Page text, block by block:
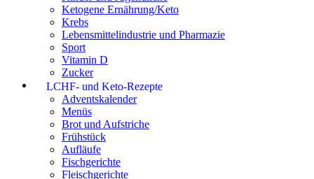
Ketogene Ernährung/Keto
Krebs
Lebensmittelindustrie und Pharmazie
Sport
Vitamin D
Zucker
LCHF- und Keto-Rezepte
Adventskalender
Menüs
Brot und Aufstriche
Frühstück
Aufläufe
Fischgerichte
Fleischgerichte